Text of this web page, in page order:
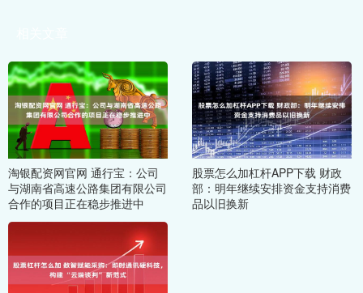
淘银配资网官网 通行宝：公司
与湖南省高速公路集团有限公司
合作的项目正在稳步推进中
股票怎么加杠杆APP下载 财政
部：明年继续安排资金支持消费
品以旧换新